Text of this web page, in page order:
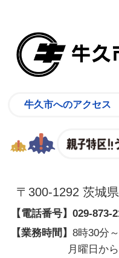
牛久市へのアクセス
〒300-1292 茨城
【電話番号】 029-873-
【業務時間】 8時30分
月曜日か